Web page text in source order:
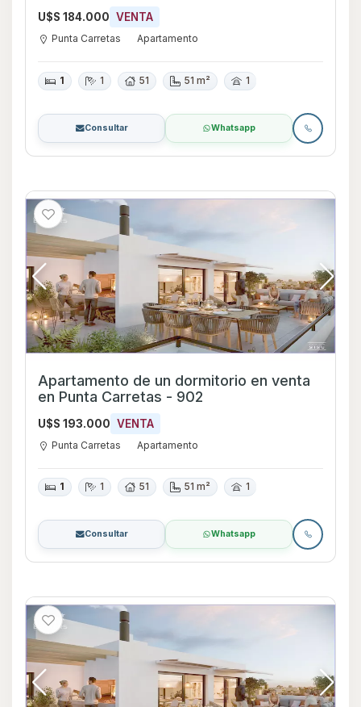
U$S 184.000 VENTA
Punta Carretas Apartamento
1 1 51 51 m² 1
Consultar Whatsapp
Apartamento de un dormitorio en venta
en Punta Carretas - 902
U$S 193.000 VENTA
Punta Carretas Apartamento
1 1 51 51 m² 1
Consultar Whatsapp